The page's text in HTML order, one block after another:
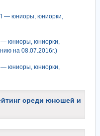
— юниоры, юниорки,
— юниоры, юниорки,
на 08.07.2016г.)
— юниоры, юниорки,
среди юношей и